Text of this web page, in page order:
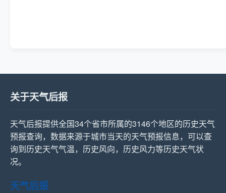
关于天气后报
天气后报提供全国34个省市所属的3146个地区的历史天气
预报查询，数据来源于城市当天的天气预报信息，可以查
询到历史天气气温，历史风向，历史风力等历史天气状
况。
天气后报